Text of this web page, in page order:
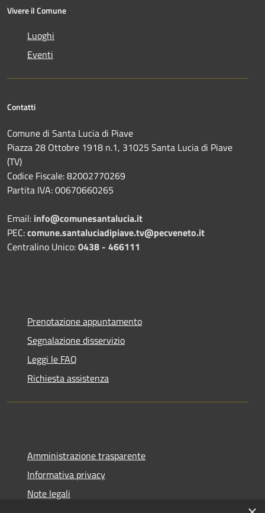
Vivere il Comune
Luoghi
Eventi
Contatti
Comune di Santa Lucia di Piave
Piazza 28 Ottobre 1918 n.1, 31025 Santa Lucia di Piave
(TV)
Codice Fiscale: 82002770269
Partita IVA: 00670660265
Email: info@comunesantalucia.it
PEC:comune.santaluciadipiave.tv@pecveneto.it
Centralino Unico:0438 - 466111
Prenotazione appuntamento
Segnalazione disservizio
Leggi le FAQ
Richiesta assistenza
Amministrazione trasparente
Informativa privacy
Note legali